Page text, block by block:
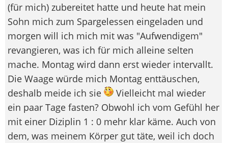
(für mich) zubereitet hatte und heute hat mein
Sohn mich zum Spargelessen eingeladen und
morgen will ich mich mit was "Aufwendigem"
revangieren, was ich für mich alleine selten
mache. Montag wird dann erst wieder intervallt.
Die Waage würde mich Montag enttäuschen,
deshalb meide ich sie
Vielleicht mal wieder
ein paar Tage fasten? Obwohl ich vom Gefühl her
mit einer Diziplin 1 : 0 mehr klar käme. Auch von
dem, was meinem Körper gut täte, weil ich doch